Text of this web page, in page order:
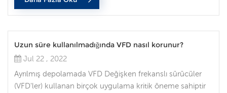
Uzun süre kullanılmadığında VFD nasıl korunur?
Jul 22 , 2022
Ayrılmış depolamada VFD Değişken frekanslı sürücüler
(VFD'ler) kullanan birçok uygulama kritik öneme sahiptir